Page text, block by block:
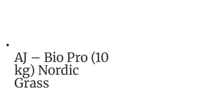
AJ – Bio Pro (10
kg) Nordic
Grass